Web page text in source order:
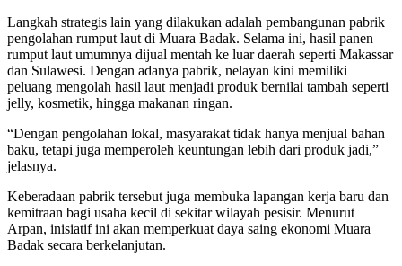
Langkah strategis lain yang dilakukan adalah pembangunan pabrik
pengolahan rumput laut di Muara Badak. Selama ini, hasil panen
rumput laut umumnya dijual mentah ke luar daerah seperti Makassar
dan Sulawesi. Dengan adanya pabrik, nelayan kini memiliki
peluang mengolah hasil laut menjadi produk bernilai tambah seperti
jelly, kosmetik, hingga makanan ringan.
“Dengan pengolahan lokal, masyarakat tidak hanya menjual bahan
baku, tetapi juga memperoleh keuntungan lebih dari produk jadi,”
jelasnya.
Keberadaan pabrik tersebut juga membuka lapangan kerja baru dan
kemitraan bagi usaha kecil di sekitar wilayah pesisir. Menurut
Arpan, inisiatif ini akan memperkuat daya saing ekonomi Muara
Badak secara berkelanjutan.